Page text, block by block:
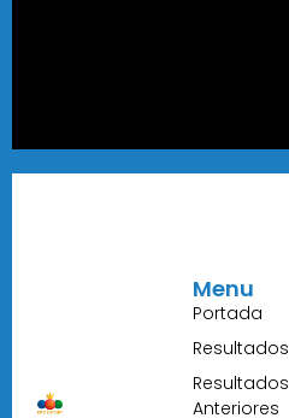
Menu
Portada
Resultados
Resultados
Anteriores